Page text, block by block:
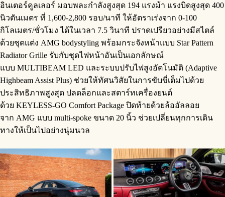
อินเตอร์คูลเลอร์ มอบพละกำลังสูงสุด 194 แรงม้า แรงบิดสูงสุด 400
นิวตันเมตร ที่ 1,600-2,800 รอบ/นาที ให้อัตราเร่งจาก 0-100
กิโลเมตร/ชั่วโมง ได้ในเวลา 7.5 วินาที ปราดเปรียวอย่างมีสไตล์
ด้วยชุดแต่ง AMG bodystyling พร้อมกระจังหน้าแบบ Star Pattern
Radiator Grille รับกับชุดไฟหน้าอันเป็นเอกลักษณ์
แบบ MULTIBEAM LED และระบบปรับไฟสูงอัตโนมัติ (Adaptive
Highbeam Assist Plus) ช่วยให้ทัศนวิสัยในการขับขี่เต็มไปด้วย
ประสิทธิภาพสูงสุด ปลดล็อกและสตาร์ทเครื่องยนต์
ด้วย KEYLESS-GO Comfort Package ปิดท้ายด้วยล้ออัลลอย
จาก AMG แบบ multi-spoke ขนาด 20 นิ้ว ช่วยเปลี่ยนทุกการเดิน
ทางให้เป็นไปอย่างนุ่มนวล